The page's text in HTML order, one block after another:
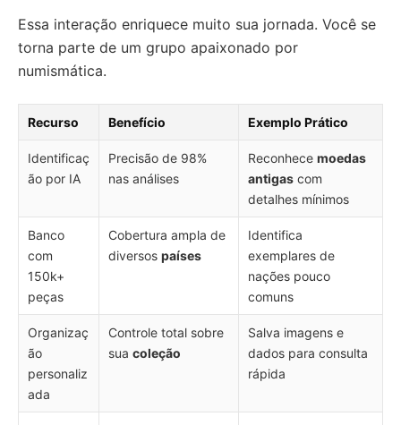
Essa interação enriquece muito sua jornada. Você se
torna parte de um grupo apaixonado por
numismática.
Recurso Benefício Exemplo Prático
Identificaç
ão por IA
Precisão de 98%
nas análises
Reconhece moedas
antigas com
detalhes mínimos
Banco
com
150k+
peças
Cobertura ampla de
diversos países
Identifica
exemplares de
nações pouco
comuns
Organizaç
ão
personaliz
ada
Controle total sobre
sua coleção
Salva imagens e
dados para consulta
rápida